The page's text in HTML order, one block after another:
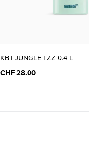
KBT JUNGLE TZZ 0.4 L
CHF 28.00